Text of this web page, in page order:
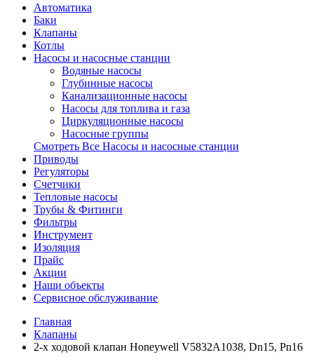
Автоматика
Баки
Клапаны
Котлы
Насосы и насосные станции
Водяные насосы
Глубинные насосы
Канализационные насосы
Насосы для топлива и газа
Циркуляционные насосы
Насосные группы
Смотреть Все Насосы и насосные станции
Приводы
Регуляторы
Счетчики
Тепловые насосы
Трубы & Фитинги
Фильтры
Инструмент
Изоляция
Прайс
Акции
Наши объекты
Сервисное обслуживание
Главная
Клапаны
2-х ходовой клапан Honeywell V5832A1038, Dn15, Pn16